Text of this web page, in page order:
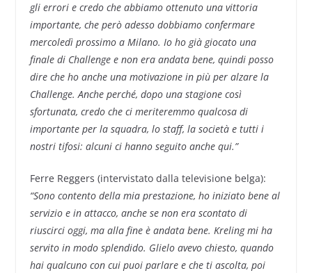
gli errori e credo che abbiamo ottenuto una vittoria
importante, che però adesso dobbiamo confermare
mercoledì prossimo a Milano. Io ho già giocato una
finale di Challenge e non era andata bene, quindi posso
dire che ho anche una motivazione in più per alzare la
Challenge. Anche perché, dopo una stagione così
sfortunata, credo che ci meriteremmo qualcosa di
importante per la squadra, lo staff, la società e tutti i
nostri tifosi: alcuni ci hanno seguito anche qui.”
Ferre Reggers (intervistato dalla televisione belga):
“Sono contento della mia prestazione, ho iniziato bene al
servizio e in attacco, anche se non era scontato di
riuscirci oggi, ma alla fine è andata bene. Kreling mi ha
servito in modo splendido. Glielo avevo chiesto, quando
hai qualcuno con cui puoi parlare e che ti ascolta, poi